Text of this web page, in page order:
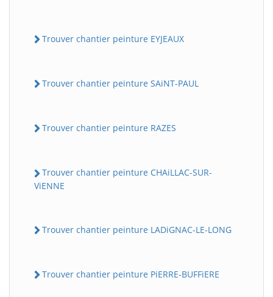
Trouver chantier peinture EYJEAUX
Trouver chantier peinture SAiNT-PAUL
Trouver chantier peinture RAZES
Trouver chantier peinture CHAiLLAC-SUR-
ViENNE
Trouver chantier peinture LADiGNAC-LE-LONG
Trouver chantier peinture PiERRE-BUFFiERE